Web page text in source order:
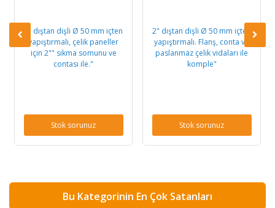
2" dıştan dişli Ø 50 mm içten
yapıştırmalı, çelik paneller
için 2"" sıkma somunu ve
contası ile."
Stok sorunuz
2" dıştan dişli Ø 50 mm içten
yapıştırmalı. Flanş, conta ve
paslanmaz çelik vidaları ile
komple"
Stok sorunuz
Bu Kategorinin En Çok Satanları